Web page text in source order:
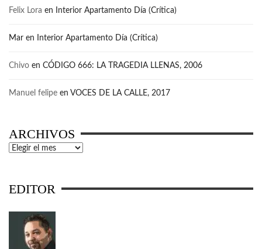
Felix Lora en Interior Apartamento Día (Crítica)
Mar en Interior Apartamento Día (Crítica)
Chivo en CÓDIGO 666: LA TRAGEDIA LLENAS, 2006
Manuel felipe en VOCES DE LA CALLE, 2017
ARCHIVOS
Archivos
EDITOR